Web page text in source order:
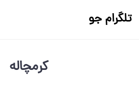
تلگرام جو
کرمچاله